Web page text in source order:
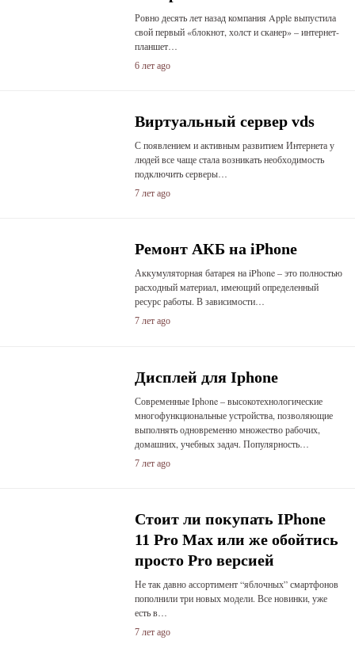
Ровно десять лет назад компания Apple выпустила
свой первый «блокнот, холст и сканер» – интернет-
планшет…
6 лет ago
Виртуальный сервер vds
С появлением и активным развитием Интернета у
людей все чаще стала возникать необходимость
подключить серверы…
7 лет ago
Ремонт АКБ на iPhone
Аккумуляторная батарея на iPhone – это полностью
расходный материал, имеющий определенный
ресурс работы. В зависимости…
7 лет ago
Дисплей для Iphone
Современные Iphone – высокотехнологические
многофункциональные устройства, позволяющие
выполнять одновременно множество рабочих,
домашних, учебных задач. Популярность…
7 лет ago
Стоит ли покупать IPhone
11 Pro Max или же обойтись
просто Pro версией
Не так давно ассортимент “яблочных” смартфонов
пополнили три новых модели. Все новинки, уже
есть в…
7 лет ago